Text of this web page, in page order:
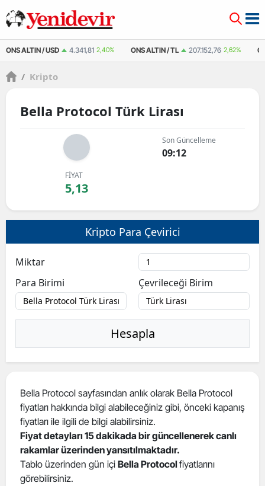
ONS ALTIN / USD 4.341,81 2,40% ONS ALTIN / TL 207.152,76 2,62%
/ Kripto
Bella Protocol Türk Lirası
Son Güncelleme
09:12
FİYAT
5,13
Kripto Para Çevirici
Miktar
Para Birimi
Çevrileceği Birim
Hesapla
Bella Protocol sayfasından anlık olarak Bella Protocol
fiyatları hakkında bilgi alabileceğiniz gibi, önceki kapanış
fiyatları ile ilgili de bilgi alabilirsiniz.
Fiyat detayları 15 dakikada bir güncellenerek canlı
rakamlar üzerinden yansıtılmaktadır.
Tablo üzerinden gün içi Bella Protocolfiyatlarını
görebilirsiniz.